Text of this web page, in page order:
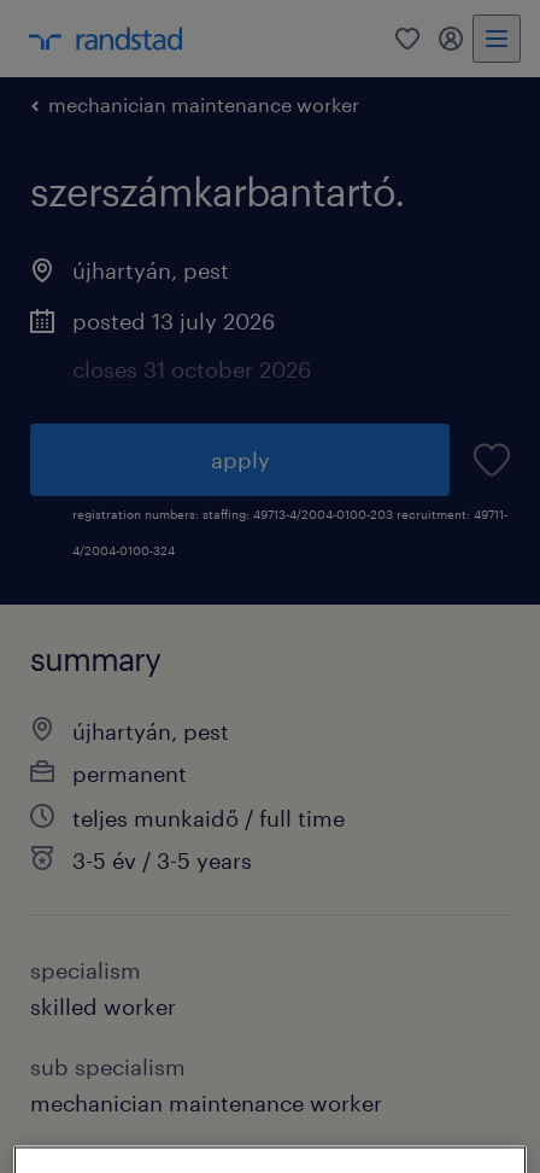
0 my
mechanician maintenance worker
szerszámkarbantartó.
újhartyán, pest
posted 13 july 2026
closes 31 october 2026
apply
registration numbers: staffing: 49713-4/2004-0100-203 recruitment: 49711-
4/2004-0100-324
summary
újhartyán, pest
permanent
teljes munkaidő / full time
3-5 év / 3-5 years
specialism
skilled worker
sub specialism
mechanician maintenance worker